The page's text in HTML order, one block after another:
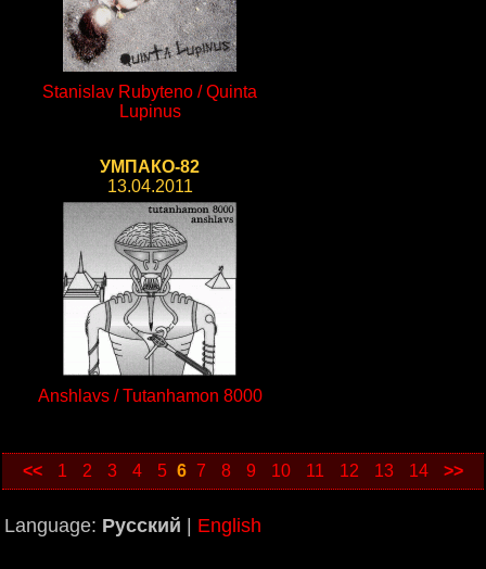
Stanislav Rubyteno / Quinta
Lupinus
УМПАКО-82
13.04.2011
Anshlavs / Tutanhamon 8000
<< 1 2 3 4 5 6 7 8 9 10 11 12 13 14 >>
Language: Русский English